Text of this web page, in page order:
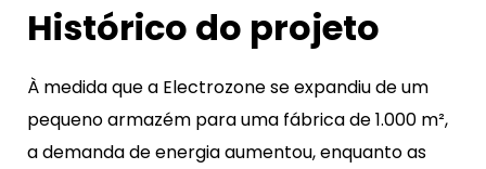
Histórico do projeto
À medida que a Electrozone se expandiu de um
pequeno armazém para uma fábrica de 1.000 m²,
a demanda de energia aumentou, enquanto as